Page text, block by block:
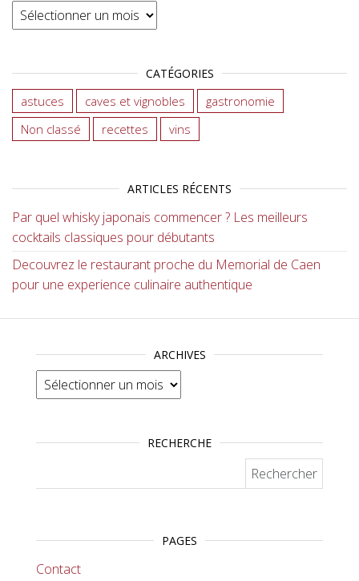
Archives
CATÉGORIES
astuces caves et vignobles
gastronomie
Non classé
recettes vins
ARTICLES RÉCENTS
Par quel whisky japonais commencer ? Les meilleurs
cocktails classiques pour débutants
Decouvrez le restaurant proche du Memorial de Caen
pour une experience culinaire authentique
ARCHIVES
Archives
RECHERCHE
PAGES
Contact